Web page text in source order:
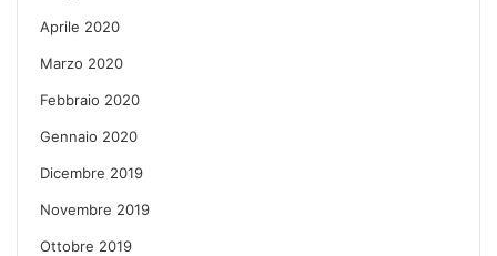
Aprile 2020
Marzo 2020
Febbraio 2020
Gennaio 2020
Dicembre 2019
Novembre 2019
Ottobre 2019